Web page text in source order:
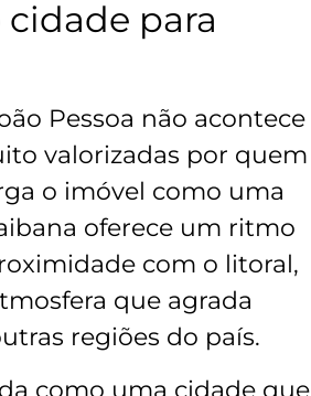
para
Pessoa não acontece
valorizadas por quem
o imóvel como uma
oferece um ritmo
com o litoral,
que agrada
regiões do país.
como uma cidade que